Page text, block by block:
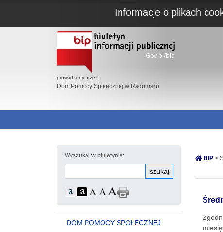
prowadzony przez:
Dom Pomocy Społecznej w Radomsku
Wyszukaj w biuletynie:
szukaj
DOM POMOCY SPOŁECZNEJ
BIP >
Informacje o plikach